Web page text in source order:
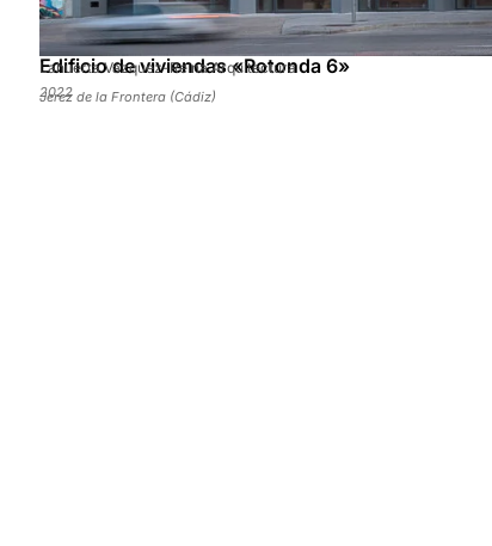
Edificio de viviendas «Rotonda 6»
Lahuerta Vázquez-Reina Arquitectura
Jerez de la Frontera (Cádiz)
2022